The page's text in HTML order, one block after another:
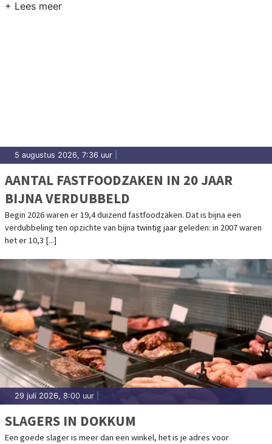
5 augustus 2026, 7:36 uur
AANTAL FASTFOODZAKEN IN 20 JAAR
BIJNA VERDUBBELD
Begin 2026 waren er 19,4 duizend fastfoodzaken. Dat is bijna een
verdubbeling ten opzichte van bijna twintig jaar geleden: in 2007 waren
het er 10,3 [...]
29 juli 2026, 8:00 uur
SLAGERS IN DOKKUM
Een goede slager is meer dan een winkel, het is je adres voor